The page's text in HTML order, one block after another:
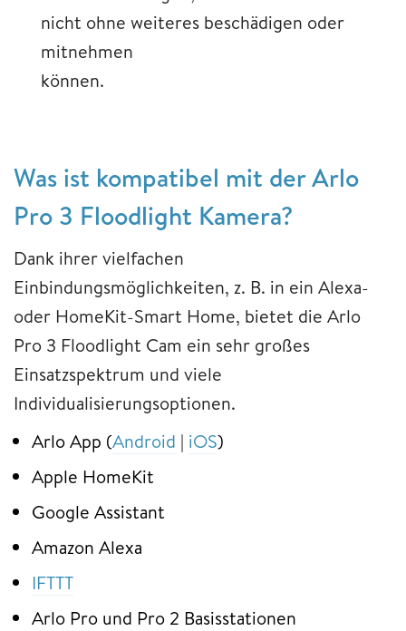
nicht ohne weiteres beschädigen oder
mitnehmen
Was ist kompatibel mit der Arlo
Pro 3 Floodlight Kamera?
Dank ihrer vielfachen
Einbindungsmöglichkeiten, z. B. in ein Alexa-
oder HomeKit-Smart Home, bietet die Arlo
Pro 3 Floodlight Cam ein sehr großes
Einsatzspektrum und viele
Individualisierungsoptionen.
Arlo App (Android | iOS)
Apple HomeKit
Google Assistant
Amazon Alexa
IFTTT
Arlo Pro und Pro 2 Basisstationen